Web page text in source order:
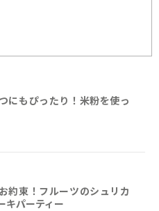
にもぴったり！米粉を使っ
約束！フルーツのシュリカ
キパーティー